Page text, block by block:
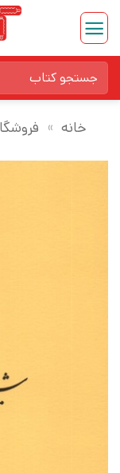
Skip
content
برای:
خانه »